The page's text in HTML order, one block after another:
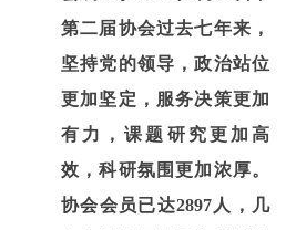
第二届协会过去七年来，
坚持党的领导，政治站位
更加坚定，服务决策更加
有力，课题研究更加高
效，科研氛围更加浓厚。
协会会员已达2897 人，几